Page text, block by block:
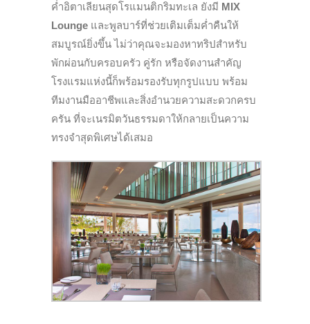
ค่ำอิตาเลียนสุดโรแมนติกริมทะเล ยังมี MIX
Lounge และพูลบาร์ที่ช่วยเติมเต็มค่ำคืนให้
สมบูรณ์ยิ่งขึ้น ไม่ว่าคุณจะมองหาทริปสำหรับ
พักผ่อนกับครอบครัว คู่รัก หรือจัดงานสำคัญ
โรงแรมแห่งนี้ก็พร้อมรองรับทุกรูปแบบ พร้อม
ทีมงานมืออาชีพและสิ่งอำนวยความสะดวกครบ
ครัน ที่จะเนรมิตวันธรรมดาให้กลายเป็นความ
ทรงจำสุดพิเศษได้เสมอ